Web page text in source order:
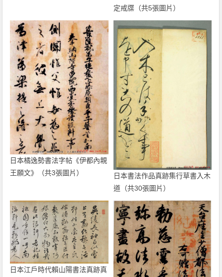
定戒牒（共5張圖片）
日本橘逸勢書法字帖《伊都內親
王願文》（共3張圖片）
日本書法作品真跡集行草書入木
道（共30張圖片）
日本江戶時代賴山陽書法真跡真